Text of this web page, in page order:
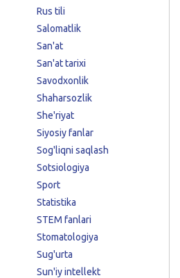
Rus tili
Salomatlik
San'at
San'at tarixi
Savodxonlik
Shaharsozlik
She'riyat
Siyosiy fanlar
Sog'liqni saqlash
Sotsiologiya
Sport
Statistika
STEM fanlari
Stomatologiya
Sug'urta
Sun'iy intellekt